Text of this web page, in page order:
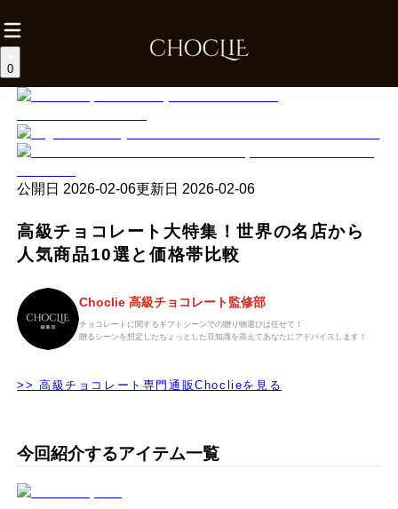
0
公開日 2026-02-06更新日 2026-02-06
高級チョコレート大特集！世界の名店から
人気商品10選と価格帯比較
Choclie 高級チョコレート監修部
チョコレートに関するギフトシーンでの贈り物選びは任せて！
贈るシーンを想定したちょっとした豆知識を添えてあなたにアドバイスします！
>> 高級チョコレート専門通販Choclieを見る
今回紹介するアイテム一覧